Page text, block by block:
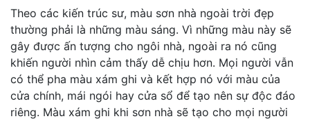
Theo các kiến trúc sư, màu sơn nhà ngoài trời đẹp
thường phải là những màu sáng. Vì những màu này sẽ
gây được ấn tượng cho ngôi nhà, ngoài ra nó cũng
khiến người nhìn cảm thấy dễ chịu hơn. Mọi người vẫn
có thể pha màu xám ghi và kết hợp nó với màu của
cửa chính, mái ngói hay cửa sổ để tạo nên sự độc đáo
riêng. Màu xám ghi khi sơn nhà sẽ tạo cho mọi người